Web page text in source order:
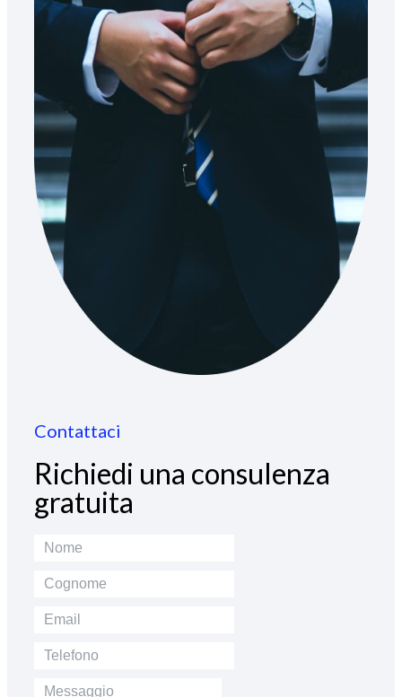
Contattaci
Richiedi una consulenza
gratuita